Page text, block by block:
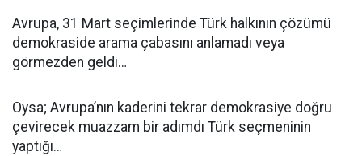
Avrupa, 31 Mart seçimlerinde Türk halkının çözümü
demokraside arama çabasını anlamadı veya
görmezden geldi…
Oysa; Avrupa’nın kaderini tekrar demokrasiye doğru
çevirecek muazzam bir adımdı Türk seçmeninin
yaptığı…